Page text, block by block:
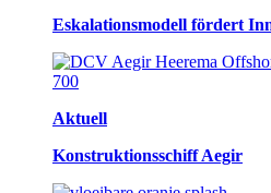
Eskalationsmodell fördert
Aktuell
Konstruktionsschiff Aegir